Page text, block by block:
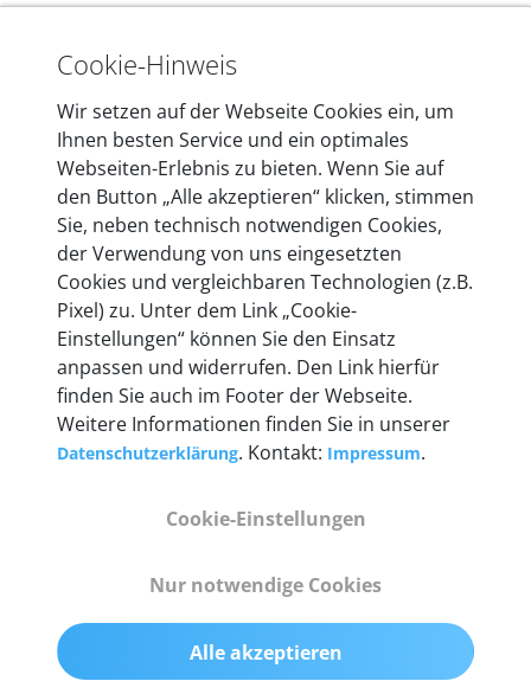
Jetzt entdecken
EN | EUR (€)
Unternehmen
Zahlungsarten & Versand
© 2026 autoaid GmbH | Impressum | Datenschutz
Vertrag kündigen | Konto löschen
Cookie-Hinweis
Wir setzen auf der Webseite Cookies ein, um
Ihnen besten Service und ein optimales
Webseiten-Erlebnis zu bieten. Wenn Sie auf
den Button „Alle akzeptieren“ klicken, stimmen
Sie, neben technisch notwendigen Cookies,
der Verwendung von uns eingesetzten
Cookies und vergleichbaren Technologien (z.B.
Pixel) zu. Unter dem Link „Cookie-
Einstellungen“ können Sie den Einsatz
anpassen und widerrufen. Den Link hierfür
finden Sie auch im Footer der Webseite.
Weitere Informationen finden Sie in unserer
Datenschutzerklärung. Kontakt: Impressum.
Cookie-Einstellungen
Nur notwendige Cookies
Alle akzeptieren